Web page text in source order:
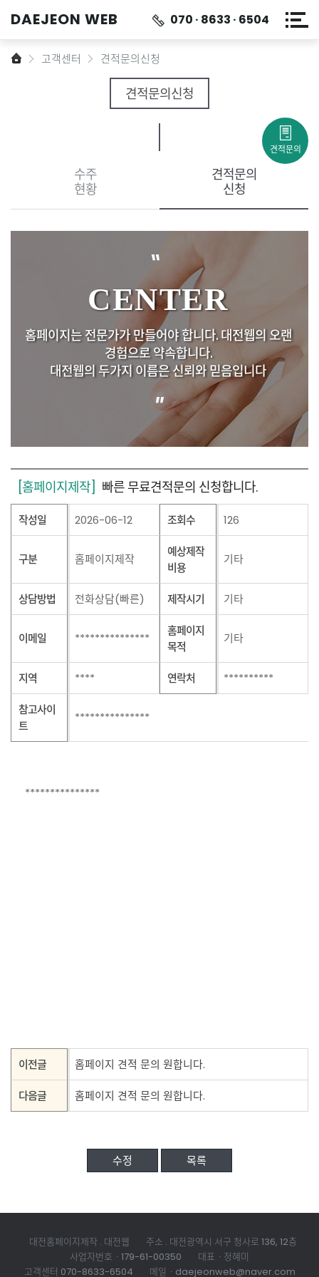
DAEJEON WEB 070 · 8633 · 6504
견적문의
HOME고객센터 견적문의신청
견적문의신청
수주
현황
견적문의
신청
"
CENTER
홈페이지는 전문가가 만들어야 합니다. 대전웹의 오랜
경험으로 약속합니다.
대전웹의 두가지 이름은 신뢰와 믿음입니다
"
[홈페이지제작] 빠른 무료견적문의 신청합니다.
작성일 2026-06-12 조회수 126
구분 홈페이지제작
예상제작
비용
기타
상담방법 전화상담(빠른) 제작시기 기타
이메일 ***************
홈페이지
목적
기타
지역 **** 연락처 **********
참고사이
트
***************
***************
이전글 홈페이지 견적 문의 원합니다.
다음글 홈페이지 견적 문의 원합니다.
수정 목록
대전홈페이지제작 . 대전웹
주소 . 대전광역시 서구 청사로 136, 12층
사업자번호ㆍ179-61-00350
대표ㆍ정혜미
고객센터 070-8633-6504 메일ㆍdaejeonweb@naver.com